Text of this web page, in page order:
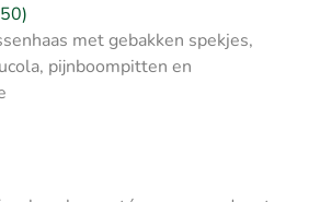
met gebakken spekjes,
pijnboompitten en